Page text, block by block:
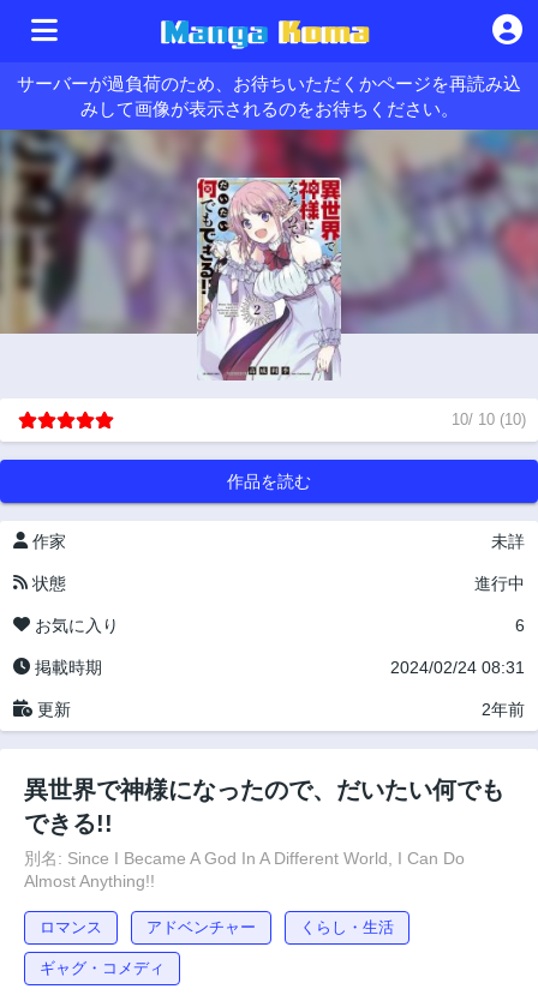
サーバーが過負荷のため、お待ちいただくかページを再読み込
みして画像が表示されるのをお待ちください。
10/ 10 (10)
作品を読む
作家 未詳
状態 進行中
お気に入り 6
掲載時期 2024/02/24 08:31
更新 2年前
異世界で神様になったので、だいたい何でも
できる!!
別名: Since I Became A God In A Different World, I Can Do
Almost Anything!!
ロマンス アドベンチャー くらし・生活
ギャグ・コメディ